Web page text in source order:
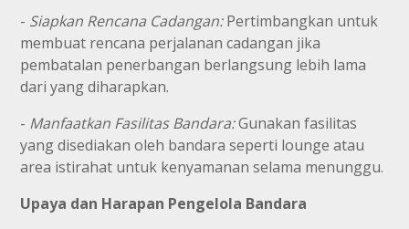
- Siapkan Rencana Cadangan:Pertimbangkan untuk
membuat rencana perjalanan cadangan jika
pembatalan penerbangan berlangsung lebih lama
dari yang diharapkan.
- Manfaatkan Fasilitas Bandara:Gunakan fasilitas
yang disediakan oleh bandara seperti lounge atau
area istirahat untuk kenyamanan selama menunggu.
Upaya dan Harapan Pengelola Bandara